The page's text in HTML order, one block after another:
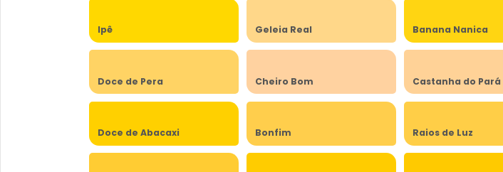
Ipê Geleia Real Banana Nanica
Doce de Pera Cheiro Bom Castanha do Pará
Doce de Abacaxi Bonfim Raios de Luz